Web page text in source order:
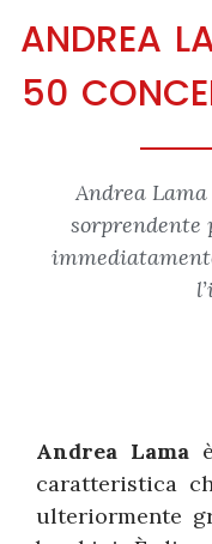
ANDREA
50
Andrea
sorprendente
Andrea Lama
caratteristica
ulteriormente